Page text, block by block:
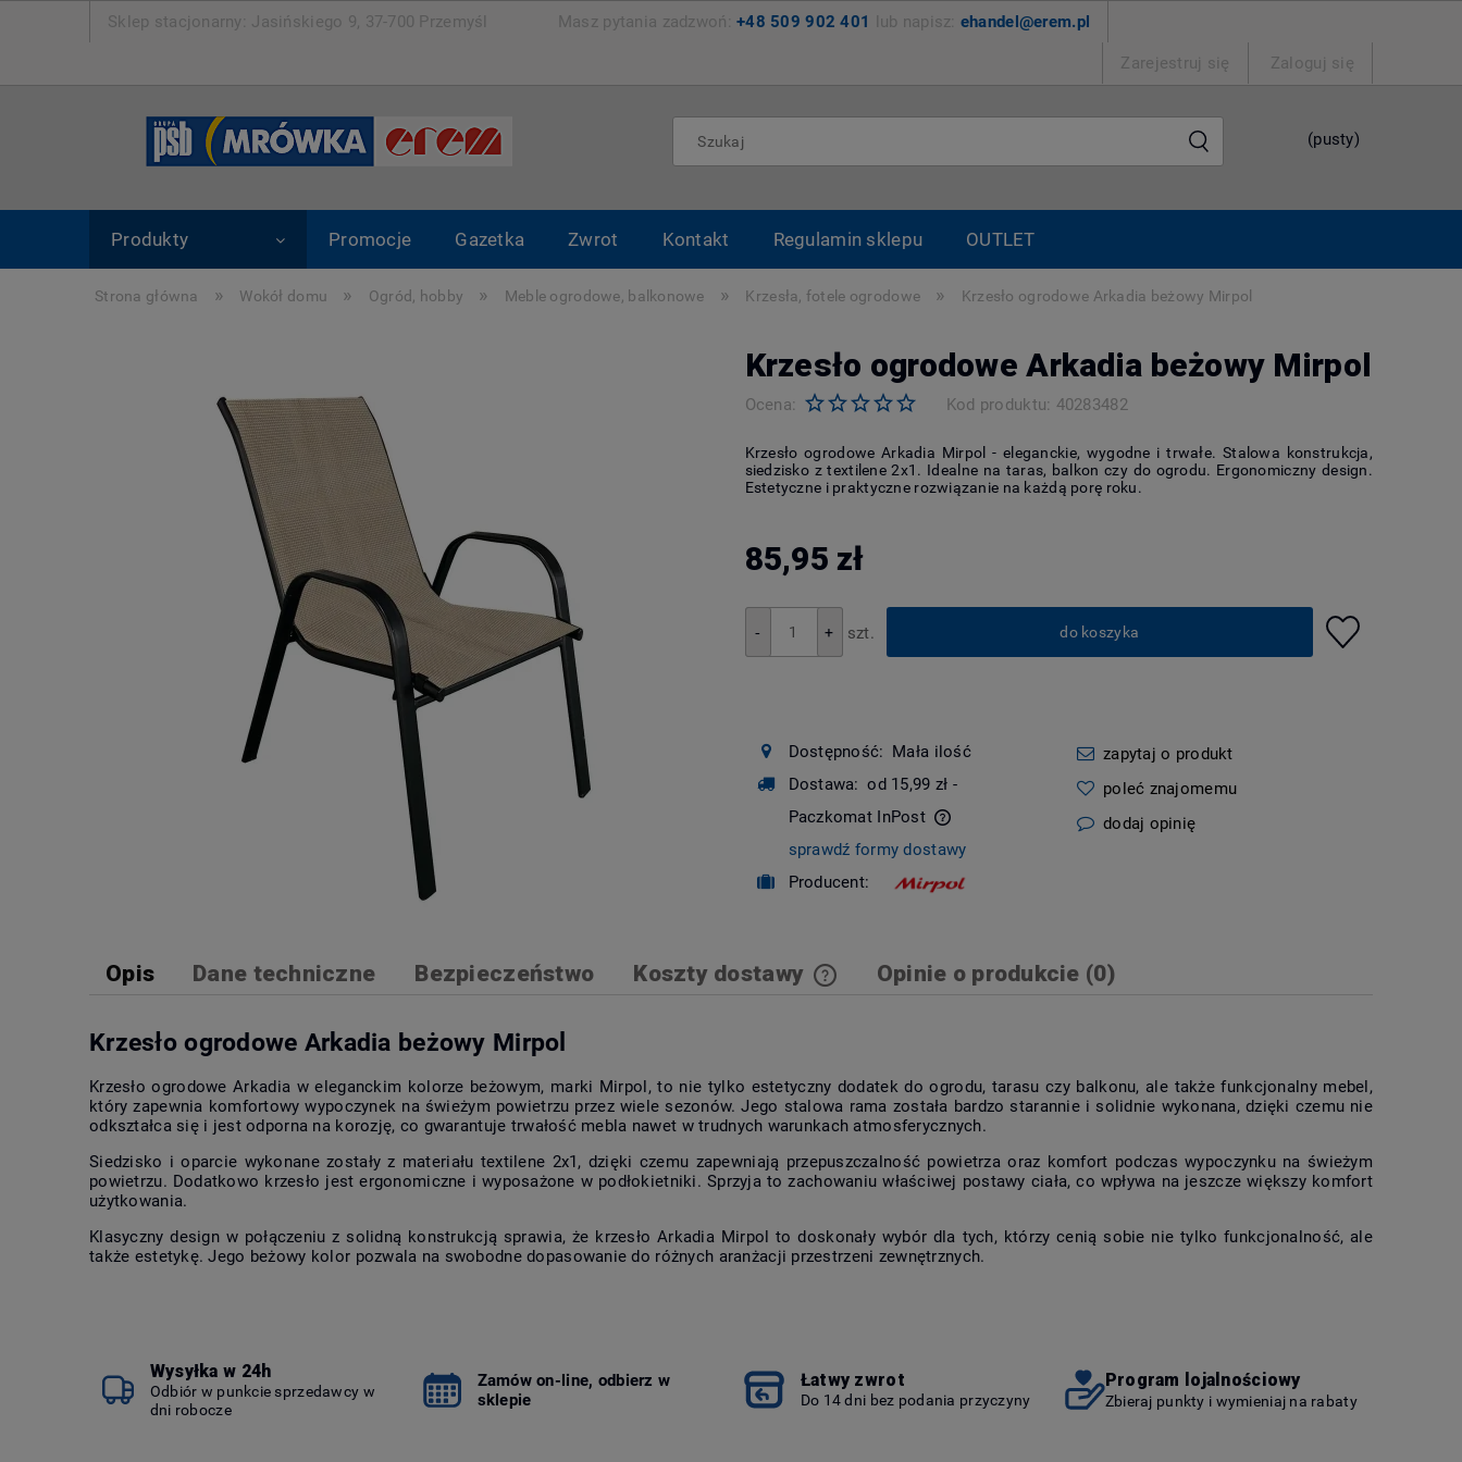
Sklep stacjonarny: Jasińskiego 9, 37-700 Przemyśl Masz pytania zadzwoń: +48 509 902 401 lub napisz: ehandel@erem.pl
Zarejestruj się Zaloguj się
(pusty)
Produkty Promocje Gazetka Zwrot Kontakt Regulamin sklepu OUTLET
Strona główna » Wokół domu » Ogród, hobby » Meble ogrodowe, balkonowe » Krzesła, fotele ogrodowe » Krzesło ogrodowe Arkadia beżowy Mirpol
Krzesło ogrodowe Arkadia beżowy Mirpol
Ocena: Kod produktu: 40283482
Krzesło ogrodowe Arkadia Mirpol - eleganckie, wygodne i trwałe. Stalowa konstrukcja,
siedzisko z textilene 2x1. Idealne na taras, balkon czy do ogrodu. Ergonomiczny design.
Estetyczne i praktyczne rozwiązanie na każdą porę roku.
85,95 zł
+
- szt. do koszyka
Dostępność: Mała ilość
Dostawa: od 15,99 zł -
Paczkomat InPost
Cena nie zawiera ewentualnych kosztów
sprawdź formy dostawy
Producent:
zapytaj o produkt
poleć znajomemu
dodaj opinię
Opis Dane techniczne Bezpieczeństwo Koszty dostawy Opinie o produkcie (0)
Krzesło ogrodowe Arkadia beżowy Mirpol
Krzesło ogrodowe Arkadia w eleganckim kolorze beżowym, marki Mirpol, to nie tylko estetyczny dodatek do ogrodu, tarasu czy balkonu, ale także funkcjonalny mebel,
który zapewnia komfortowy wypoczynek na świeżym powietrzu przez wiele sezonów. Jego stalowa rama została bardzo starannie i solidnie wykonana, dzięki czemu nie
odkształca się i jest odporna na korozję, co gwarantuje trwałość mebla nawet w trudnych warunkach atmosferycznych.
Siedzisko i oparcie wykonane zostały z materiału textilene 2x1, dzięki czemu zapewniają przepuszczalność powietrza oraz komfort podczas wypoczynku na świeżym
powietrzu. Dodatkowo krzesło jest ergonomiczne i wyposażone w podłokietniki. Sprzyja to zachowaniu właściwej postawy ciała, co wpływa na jeszcze większy komfort
użytkowania.
Klasyczny design w połączeniu z solidną konstrukcją sprawia, że krzesło Arkadia Mirpol to doskonały wybór dla tych, którzy cenią sobie nie tylko funkcjonalność, ale
także estetykę. Jego beżowy kolor pozwala na swobodne dopasowanie do różnych aranżacji przestrzeni zewnętrznych.
Wysyłka w 24h
Odbiór w punkcie sprzedawcy w
dni robocze
Zamów on-line, odbierz w
sklepie
Łatwy zwrot
Do 14 dni bez podania przyczyny
Program lojalnościowy
Zbieraj punkty i wymieniaj na rabaty